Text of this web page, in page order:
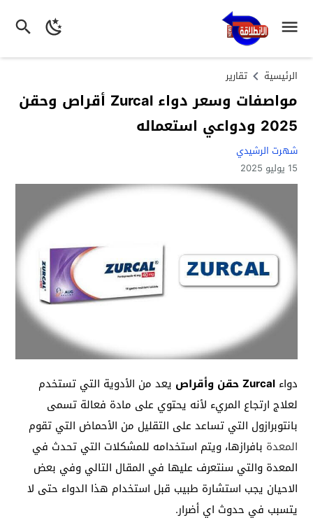
الرئيسية تقارير
مواصفات وسعر دواء Zurcal أقراص وحقن
2025 ودواعي استعماله
شهرت الرشيدي
15 يوليو 2025
دواءZurcal حقن وأقراص
يعد من الأدوية التي تستخدم
لعلاج ارتجاع المريء لأنه يحتوي على مادة فعالة تسمى
بانتوبرازول التي تساعد على التقليل من الأحماض التي تقوم
المعدة بافرازها، ويتم استخدامه للمشكلات التي تحدث في
المعدة والتي سنتعرف عليها في المقال التالي وفي بعض
الاحيان يجب استشارة طبيب قبل استخدام هذا الدواء حتى لا
يتسبب في حدوث اي أضرار.